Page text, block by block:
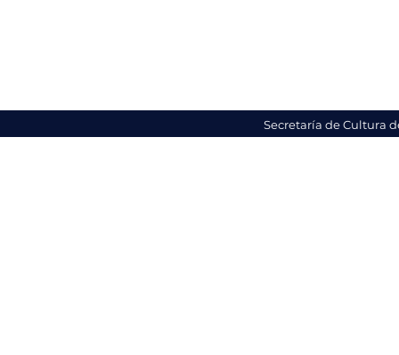
Secretaría de Cultura